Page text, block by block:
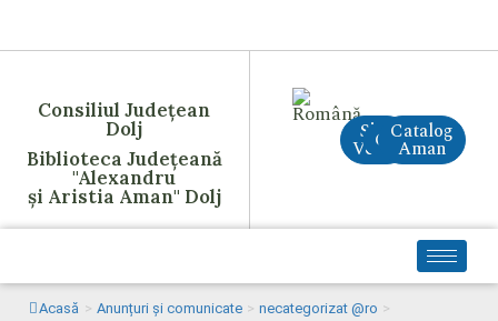
Consiliul Județean
Dolj
Biblioteca Județeană
"Alexandru
și Aristia Aman" Dolj
Site
VechiCreAI
Catalog
Aman
Acasă > Anunțuri și comunicate > necategorizat @ro >